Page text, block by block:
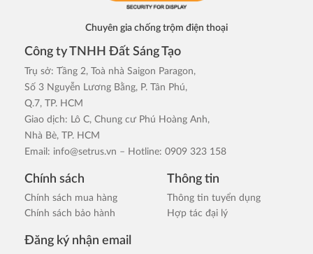
Chuyên gia chống trộm điện thoại
Công ty TNHH Đất Sáng Tạo
Trụ sở: Tầng 2, Toà nhà Saigon Paragon,
Số 3 Nguyễn Lương Bằng, P. Tân Phú,
Q.7, TP. HCM
Giao dịch: Lô C, Chung cư Phú Hoàng Anh,
Nhà Bè, TP. HCM
Email: info@setrus.vn – Hotline: 0909 323 158
Chính sách
Chính sách mua hàng
Chính sách bảo hành
Thông tin
Thông tin tuyển dụng
Hợp tác đại lý
Đăng ký nhận email